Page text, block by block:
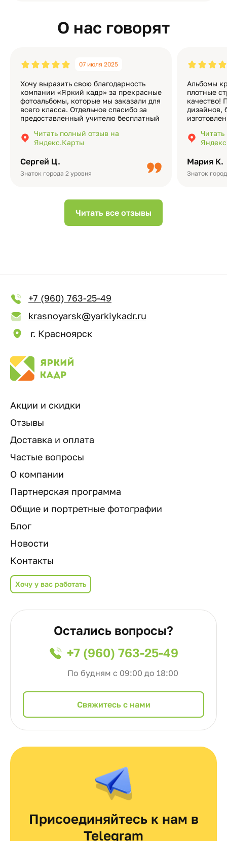
О нас говорят
Сергей Ц.
Знаток города 2 уровня
07 июля 2025
Хочу выразить свою благодарность
компании «Яркий кадр» за прекрасные
фотоальбомы, которые мы заказали для
всего класса. Отдельное спасибо за
предоставленный учителю бесплатный
подчёркивает значимость события.
Качество альбомов на высшем уровне:
Читать полный отзыв на
Яндекс.Карты
Мария К.
Знаток
Альбомы
плотные
качество!
дизайнов,
добавить
видео с
Читать все отзывы
+7 (960) 763-25-49
krasnoyarsk@yarkiykadr.ru
г. Красноярск
Акции и скидки
Отзывы
Доставка и оплата
Частые вопросы
О компании
Партнерская программа
Общие и портретные фотографии
Блог
Новости
Контакты
Хочу у вас работать
Остались вопросы?
+7 (960) 763-25-49
По будням с 09:00 до 18:00
Cвяжитесь с нами
Присоединяйтесь к нам в
Telegram